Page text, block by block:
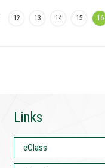
12 13 14 15 16
Links
eClass